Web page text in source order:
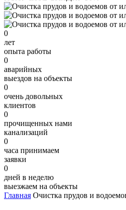
0
лет
опыта работы
0
аварийных
выездов на объекты
0
очень довольных
клиентов
0
прочищенных нами
канализаций
0
часа принимаем
заявки
0
дней в неделю
выезжаем на объекты
Главная Очистка прудов и